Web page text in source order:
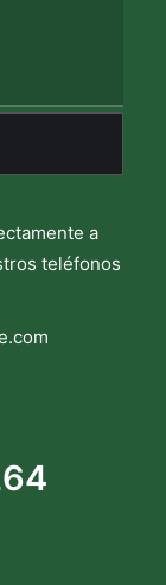
a
teléfonos